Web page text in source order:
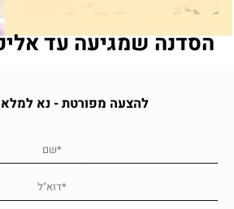
הסדנה שמגיעה עד
להצעה מפורטת - נא